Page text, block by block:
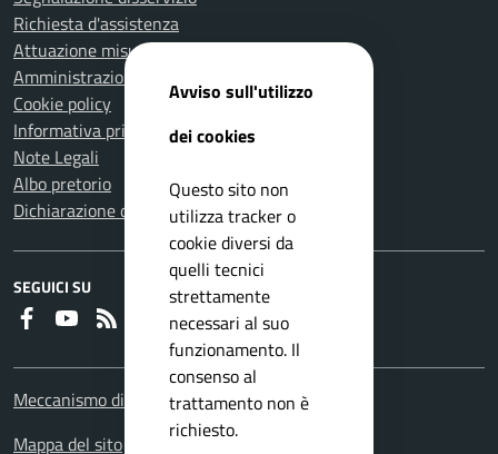
Richiesta d'assistenza
Attuazione misure PNRR
Amministrazione trasparente
Cookie policy
Informativa privacy
Note Legali
Albo pretorio
Dichiarazione di accessibilità
SEGUICI SU
Faceboook
Youtube
Meccanismo di feedback
Mappa del sito
Avviso sull'utilizzo
dei cookies
Questo sito non
utilizza tracker o
cookie diversi da
quelli tecnici
strettamente
necessari al suo
funzionamento. Il
consenso al
trattamento non è
richiesto.